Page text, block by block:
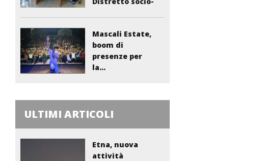
Mascali Estate,
boom di
presenze per
la...
ULTIMI ARTICOLI
Etna, nuova
attività